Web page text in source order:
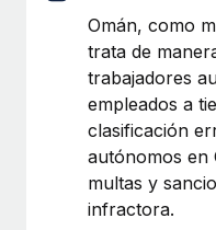
Omán, como
trata de
trabajadores
empleados a
clasificación
autónomos en
multas y
infractora.